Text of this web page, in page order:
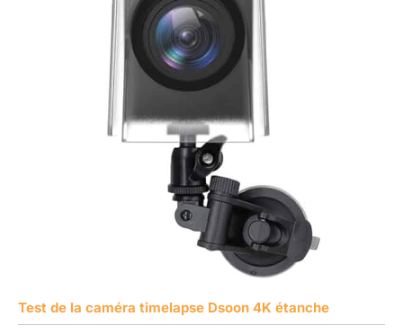
Test de la caméra timelapse Dsoon 4K étanche